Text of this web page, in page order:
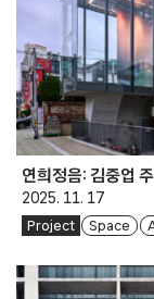
연희정음: 김중업
2025. 11. 17
Project Space